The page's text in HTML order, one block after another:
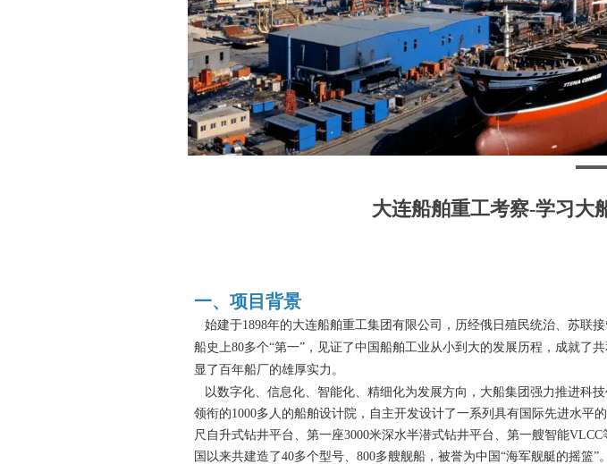
大连船舶重工考察-学习大
一、项目背景
始建于1898年的大连船舶重工集团有限公司，历经俄日殖民统治、苏联
船史上80多个“第一”，见证了中国船舶工业从小到大的发展历程，成就了
显了百年船厂的雄厚实力。
以数字化、信息化、智能化、精细化为发展方向，大船集团强力推进科
领衔的1000多人的船舶设计院，自主开发设计了一系列具有国际先进水平
尺自升式钻井平台、第一座3000米深水半潜式钻井平台、第一艘智能
国以来共建造了40多个型号、800多艘舰船，被誉为中国“海军舰艇的摇